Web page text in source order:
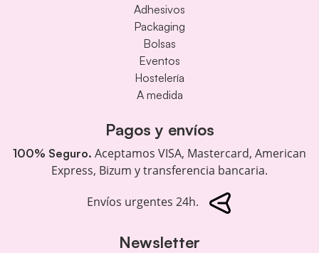
Adhesivos
Packaging
Bolsas
Eventos
Hostelería
A medida
Pagos y envíos
100% Seguro. Aceptamos VISA, Mastercard, American
Express, Bizum y transferencia bancaria.
Envíos urgentes 24h.
Newsletter